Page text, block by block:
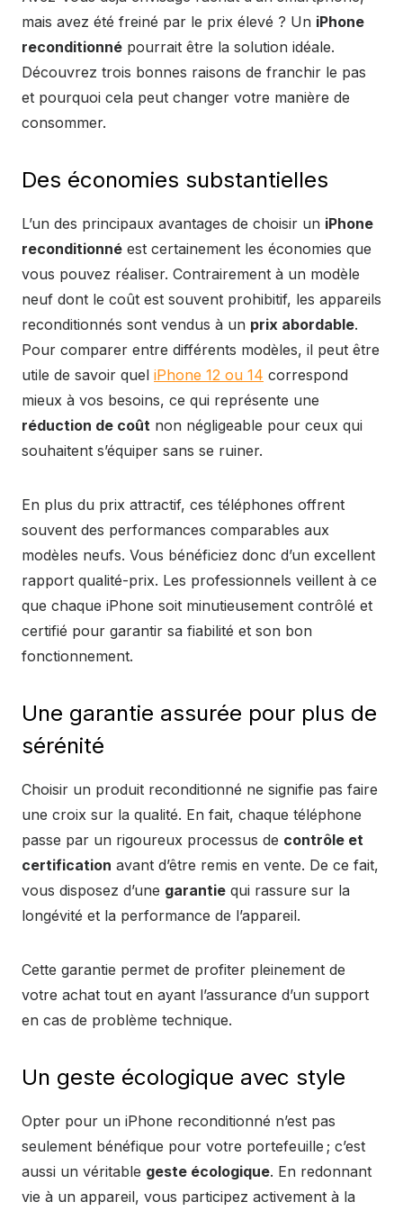
mais avez été freiné par le prix élevé ? Un iPhone
reconditionné pourrait être la solution idéale.
Découvrez trois bonnes raisons de franchir le pas
et pourquoi cela peut changer votre manière de
consommer.
Des économies substantielles
L’un des principaux avantages de choisir un iPhone
reconditionné est certainement les économies que
vous pouvez réaliser. Contrairement à un modèle
neuf dont le coût est souvent prohibitif, les appareils
reconditionnés sont vendus à un prix abordable.
Pour comparer entre différents modèles, il peut être
utile de savoir quel iPhone 12 ou 14 correspond
mieux à vos besoins, ce qui représente une
réduction de coût non négligeable pour ceux qui
souhaitent s’équiper sans se ruiner.
En plus du prix attractif, ces téléphones offrent
souvent des performances comparables aux
modèles neufs. Vous bénéficiez donc d’un excellent
rapport qualité-prix. Les professionnels veillent à ce
que chaque iPhone soit minutieusement contrôlé et
certifié pour garantir sa fiabilité et son bon
fonctionnement.
Une garantie assurée pour plus de
sérénité
Choisir un produit reconditionné ne signifie pas faire
une croix sur la qualité. En fait, chaque téléphone
passe par un rigoureux processus de contrôle et
certification avant d’être remis en vente. De ce fait,
vous disposez d’une garantie qui rassure sur la
longévité et la performance de l’appareil.
Cette garantie permet de profiter pleinement de
votre achat tout en ayant l’assurance d’un support
en cas de problème technique.
Un geste écologique avec style
Opter pour un iPhone reconditionné n’est pas
seulement bénéfique pour votre portefeuille ; c’est
aussi un véritable geste écologique. En redonnant
vie à un appareil, vous participez activement à la